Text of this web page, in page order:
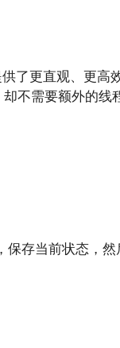
了更直观、更高
不需要额外的线
存当前状态，